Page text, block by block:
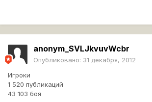
anonym_SVLJkvuvWcbr
Опубликовано: 31 декабря, 2012
Игроки
1 520 публикаций
43 103 боя